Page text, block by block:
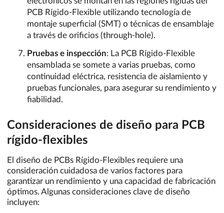
PCB Rígido-Flexible utilizando tecnología de
montaje superficial (SMT) o técnicas de ensamblaje
a través de orificios (through-hole).
Pruebas e inspección: La PCB Rígido-Flexible
ensamblada se somete a varias pruebas, como
continuidad eléctrica, resistencia de aislamiento y
pruebas funcionales, para asegurar su rendimiento y
fiabilidad.
Consideraciones de diseño para PCB
rígido-flexibles
El diseño de PCBs Rígido-Flexibles requiere una
consideración cuidadosa de varios factores para
garantizar un rendimiento y una capacidad de fabricación
óptimos. Algunas consideraciones clave de diseño
incluyen: